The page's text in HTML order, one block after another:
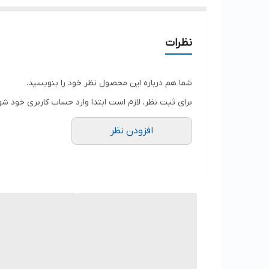
نظرات
شما هم درباره این محصول نظر خود را بنویسید.
برای ثبت نظر، لازم است ابتدا وارد حساب کاربری خود
افزودن نظر